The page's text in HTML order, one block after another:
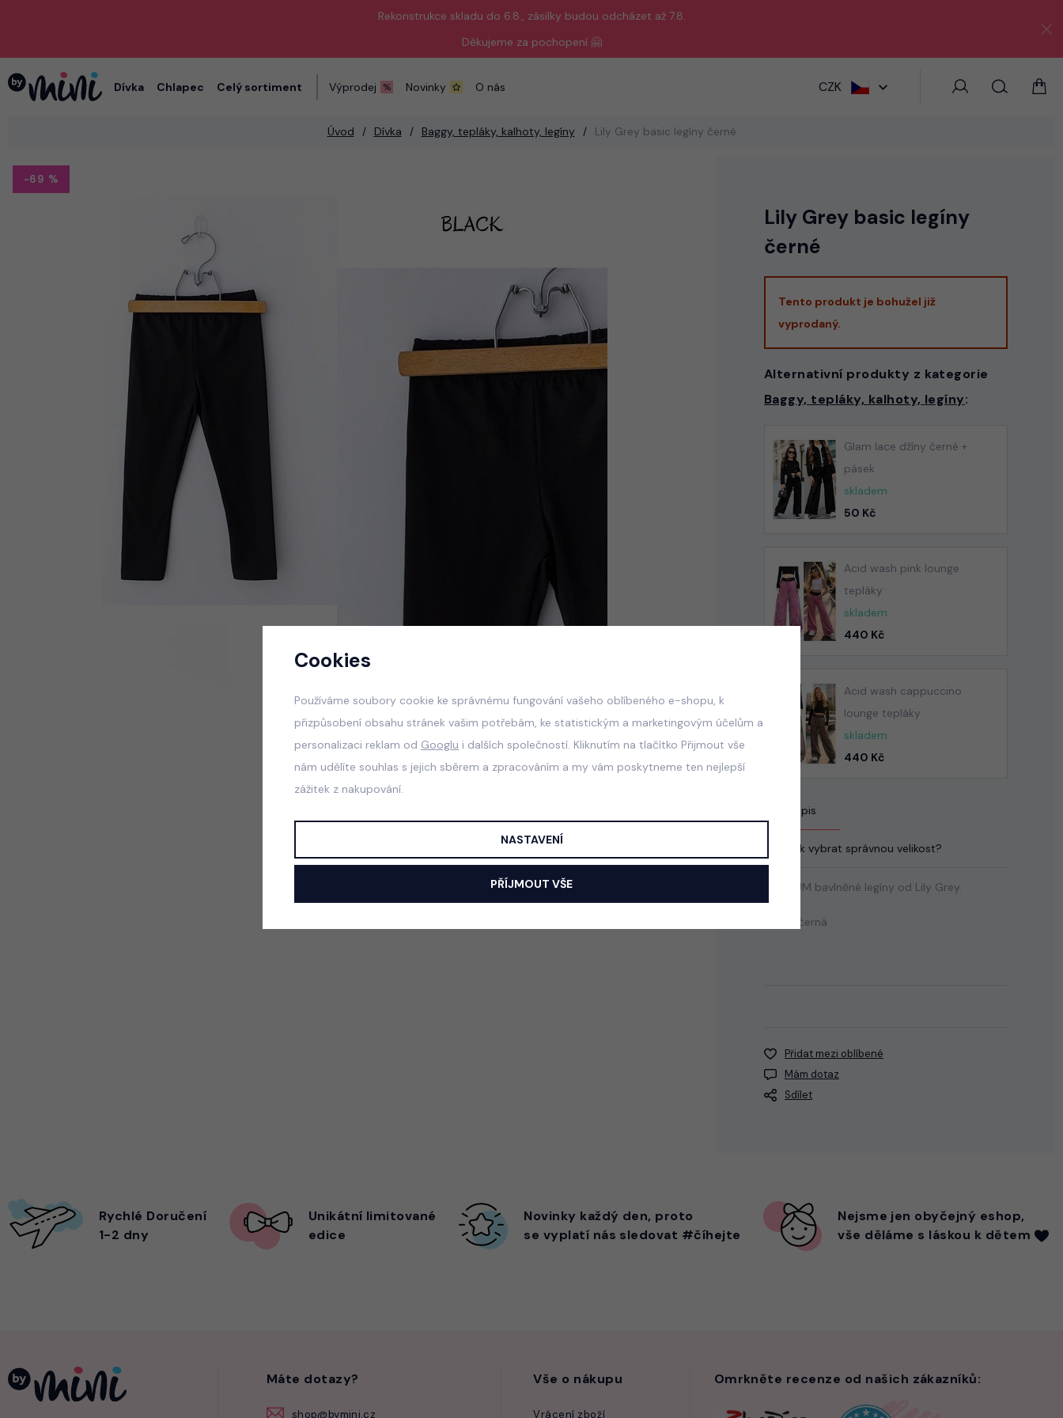
Rekonstrukce skladu do 6.8., zásilky budou odcházet až 7.8.
Děkujeme za pochopení 🤗
Dívka Chlapec Celý sortiment Výprodej Novinky O nás CZK
Úvod Dívka Baggy, tepláky, kalhoty, legíny Lily Grey basic legíny černé
-69
Lily Grey basic legíny
černé
Tento produkt je bohužel již
vyprodaný.
Alternativní produkty z kategorie
Baggy, tepláky, kalhoty, legíny:
Glam lace džíny černé +
pásek
skladem
50 Kč
Acid wash pink lounge
tepláky
skladem
440 Kč
Acid wash cappuccino
lounge tepláky
skladem
440 Kč
Popis
Jak vybrat správnou velikost?
PREMIUM bavlněné legíny od Lily Grey.
Barva: černá
Přidat mezi oblíbené
Mám dotaz
Sdílet
Rychlé Doručení
1-2 dny
Unikátní limitované
edice
Novinky každý den, proto
se vyplatí nás sledovat #číhejte
Nejsme jen obyčejný eshop,
vše děláme s láskou k dětem
Máte dotazy?
shop@bymini.cz
Vše o nákupu
Vrácení zboží
Omrkněte recenze od našich zákazníků:
Cookies
Používáme soubory cookie ke správnému fungování vašeho oblíbeného e-shopu, k
přizpůsobení obsahu stránek vašim potřebám, ke statistickým a marketingovým účelům a
personalizaci reklam od Googlu i dalších společností. Kliknutím na tlačítko Přijmout vše
nám udělíte souhlas s jejich sběrem a zpracováním a my vám poskytneme ten nejlepší
zážitek z nakupování.
NASTAVENÍ
PŘÍJMOUT VŠE